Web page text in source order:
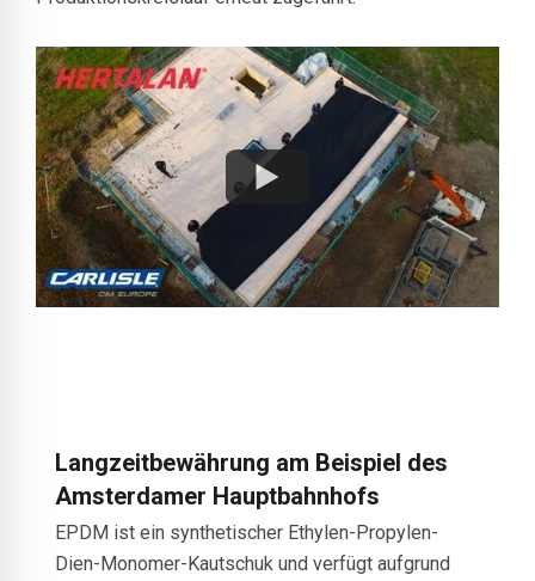
Langzeitbewährung am Beispiel des
Amsterdamer Hauptbahnhofs
EPDM ist ein synthetischer Ethylen-Propylen-
Dien-Monomer-Kautschuk und verfügt aufgrund